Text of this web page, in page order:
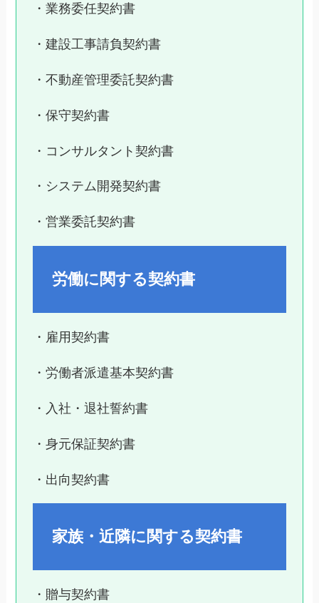
・業務委任契約書
・建設工事請負契約書
・不動産管理委託契約書
・保守契約書
・コンサルタント契約書
・システム開発契約書
・営業委託契約書
労働に関する契約書
・雇用契約書
・労働者派遣基本契約書
・入社・退社誓約書
・身元保証契約書
・出向契約書
家族・近隣に関する契約書
・贈与契約書